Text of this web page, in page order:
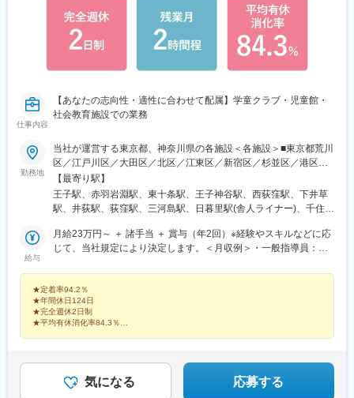
仕事内容
【あなたの志向性・適性に合わせて配属】学童クラブ・児童館・
社会教育施設での業務
勤務地
当社が運営する東京都、神奈川県の各施設＜各施設＞■東京都荒川
区／江戸川区／大田区／北区／江東区／新宿区／杉並区／港区／
目黒区／練馬区■神奈川県茅ヶ崎市＜各拠点＞本社：東京都港区海
岸1丁目9番18号 国際浜松町ビル7階◎アクセス└JR「浜松町駅」
より徒歩5分└都営大江戸線「大門駅」B1出口より徒歩6分└ゆり
【最寄り駅】
王子駅、赤羽岩淵駅、東十条駅、王子神谷駅、西荻窪駅、下井草
駅、井荻駅、荻窪駅、三河島駅、日暮里駅(舎人ライナー)、千住大
芸大学駅、中目黒駅、池尻大橋駅、都立家政駅、光が丘駅、中村
橋駅、大泉学園駅、雑色駅、大鳥居駅、西馬込駅、久が原駅、住
駅、新小岩駅、京成小岩駅、一之江駅、瑞江駅、西葛西駅、小岩
駅、茅ケ崎駅、王子駅前駅、赤羽駅、十条駅(東京都)、日暮里駅、
新三河島駅、南千住駅、町屋駅前駅、代官山駅、富士見台駅、穴
守稲荷駅、御嶽山駅、菊川駅(東京都)、亀戸水神駅、木場駅(東京
中前駅、町屋駅(京成線)、学習院下駅
給与
月給23万円～ ＋ 諸手当 ＋ 賞与（年2回）※経験やスキルなどに応
じて、当社規定により決定します。＜月収例＞・一般指導員：月
目）・エリアマネージャー：月収29万円（2年目）※上記は処遇改
善手当を含みます※住宅手当対象の方は別途1万円支給となります
★定着率94.2％
★年間休日124日
★完全週休2日制
★平均有休消化率84.3％
こどもたちや関わる人を笑顔にし、あなたも笑顔になれる仕事で活躍しません
気になる 応募する